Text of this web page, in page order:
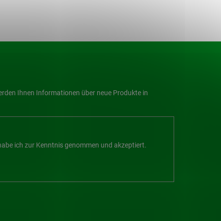
Ihnen Informationen über neue Produkte in
ich zur Kenntnis genommen und akzeptiert.